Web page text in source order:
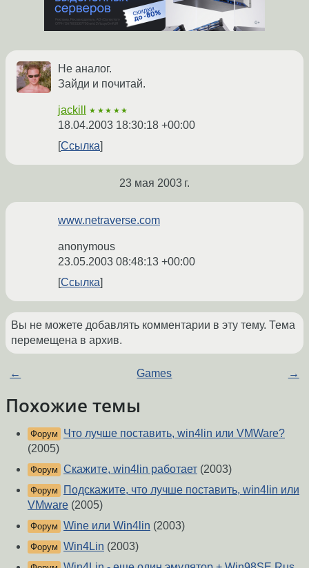
Не аналог.
Зайди и почитай.
jackill ★★★★★
18.04.2003 18:30:18 +00:00
Ссылка
23 мая 2003 г.
www.netraverse.com
anonymous
23.05.2003 08:48:13 +00:00
Ссылка
Вы не можете добавлять комментарии в эту тему. Тема
перемещена в архив.
← Games →
Похожие темы
Форум
Что лучше поставить, win4lin или VMWare?
(2005)
Форум Скажите, win4lin работает (2003)
Форум
Подскажите, что лучше поставить, win4lin или
VMware (2005)
Форум Wine или Win4lin (2003)
Форум Win4Lin (2003)